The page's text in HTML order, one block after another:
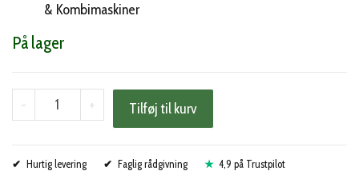
& Kombimaskiner
På lager
-
Stihl
pakning
membran
+ Tilføj til kurv
Hurtig levering Faglig rådgivning 4,9 på Trustpilot